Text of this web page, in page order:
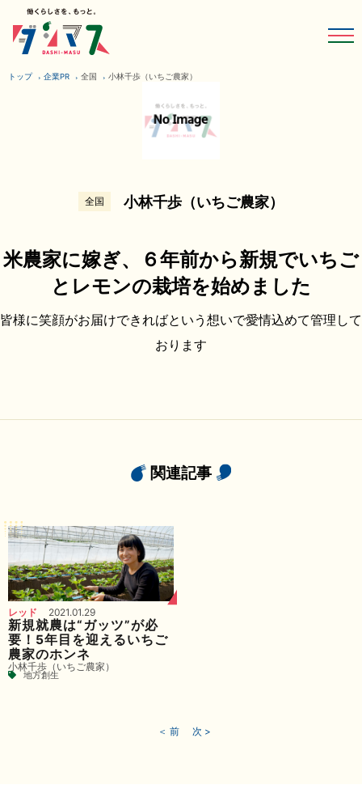
トップ 企業PR 全国 小林千歩（いちご農家）
全国 小林千歩（いちご農家）
米農家に嫁ぎ、６年前から新規でいちご
とレモンの栽培を始めました
皆様に笑顔がお届けできればという想いで愛情込めて管理して
おります
関連記事
レッド 2021.01.29
新規就農は“ガッツ”が必
要！5年目を迎えるいちご
農家のホンネ
小林千歩（いちご農家）
地方創生
＜ 前 次 >